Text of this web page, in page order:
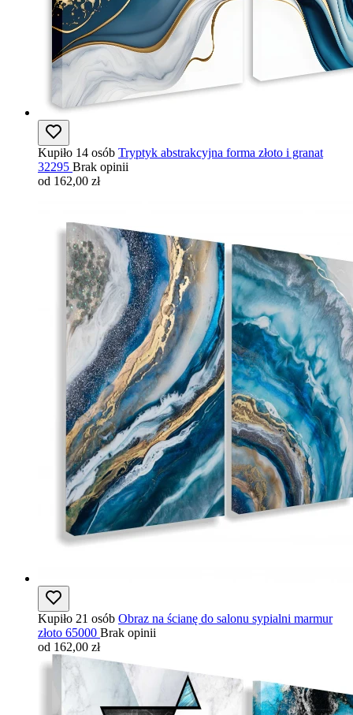
Kupiło 14 osób Tryptyk abstrakcyjna forma złoto i granat
32295 Brak opinii
od 162,00 zł
Kupiło 21 osób Obraz na ścianę do salonu sypialni marmur
złoto 65000 Brak opinii
od 162,00 zł